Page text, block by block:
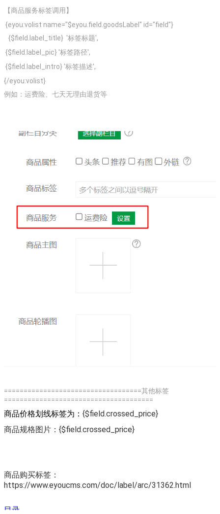
【商品服务标签调用】
{eyou:volist name="$eyou.field.goodsLabel" id="field"}
{$field.label_title} '标签标题',
{$field. label_pic} '标签路径',
{$field. label_intro} '标签描述',
{/eyou:volist}
例如：运费险、七天无理由退货等
===================================其他标签
======================================
商品价格划线标签为： {$field.crossed_price}
商品规格图片： {$field.crossed_price}
商品购买标签：
https://www.eyoucms.com/doc/label/arc/31362.html
目录